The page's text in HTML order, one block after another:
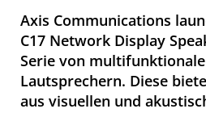
Axis Communications
C17 Network Display
Serie von
Lautsprechern. Diese
aus visuellen und